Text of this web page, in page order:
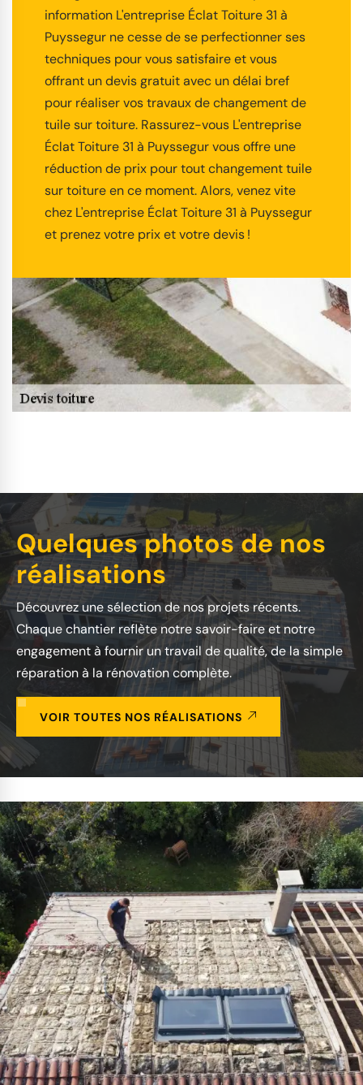
information L'entreprise Éclat Toiture 31 à
Puyssegur ne cesse de se perfectionner ses
techniques pour vous satisfaire et vous
offrant un devis gratuit avec un délai bref
pour réaliser vos travaux de changement de
tuile sur toiture. Rassurez-vous L'entreprise
Éclat Toiture 31 à Puyssegur vous offre une
réduction de prix pour tout changement tuile
sur toiture en ce moment. Alors, venez vite
chez L'entreprise Éclat Toiture 31 à Puyssegur
et prenez votre prix et votre devis !
Quelques photos de nos
réalisations
Découvrez une sélection de nos projets récents.
Chaque chantier reflète notre savoir-faire et notre
engagement à fournir un travail de qualité, de la simple
réparation à la rénovation complète.
VOIR TOUTES NOS RÉALISATIONS